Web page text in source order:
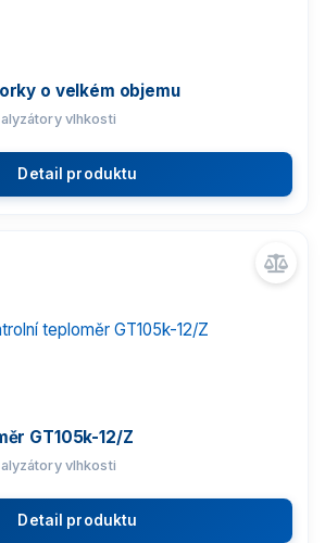
okolní podmínky
kódů
pro váhy
hustoty
o velkém objemu
vlhkosti
Detail produktu
GT105k-12/Z
vlhkosti
Detail produktu